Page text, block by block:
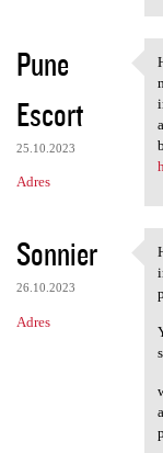
Pune
Escort
25.10.2023
Adres
Sonnier
26.10.2023
Adres